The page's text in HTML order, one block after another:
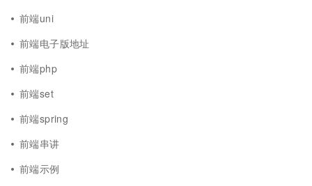
前端uni
前端电子版地址
前端php
前端set
前端spring
前端串讲
前端示例